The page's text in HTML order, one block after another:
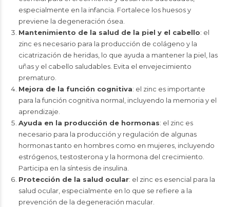
especialmente en la infancia. Fortalece los huesos y
previene la degeneración ósea.
Mantenimiento de la salud de la piel y el cabello: el
zinc es necesario para la producción de colágeno y la
cicatrización de heridas, lo que ayuda a mantener la piel, las
uñas y el cabello saludables. Evita el envejecimiento
prematuro.
Mejora de la función cognitiva: el zinc es importante
para la función cognitiva normal, incluyendo la memoria y el
aprendizaje.
Ayuda en la producción de hormonas: el zinc es
necesario para la producción y regulación de algunas
hormonas tanto en hombres como en mujeres, incluyendo
estrógenos, testosterona y la hormona del crecimiento.
Participa en la síntesis de insulina.
Protección de la salud ocular: el zinc es esencial para la
salud ocular, especialmente en lo que se refiere a la
prevención de la degeneración macular.